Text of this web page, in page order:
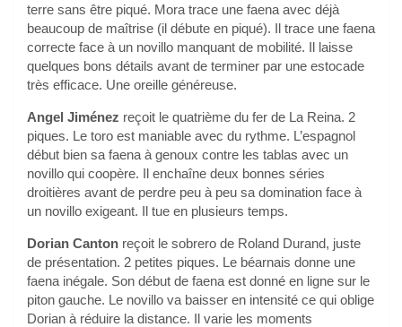
terre sans être piqué. Mora trace une faena avec déjà
beaucoup de maîtrise (il débute en piqué). Il trace une faena
correcte face à un novillo manquant de mobilité. Il laisse
quelques bons détails avant de terminer par une estocade
très efficace. Une oreille généreuse.
Angel Jiménez reçoit le quatrième du fer de La Reina. 2
piques. Le toro est maniable avec du rythme. L’espagnol
début bien sa faena à genoux contre les tablas avec un
novillo qui coopère. Il enchaîne deux bonnes séries
droitières avant de perdre peu à peu sa domination face à
un novillo exigeant. Il tue en plusieurs temps.
Dorian Canton reçoit le sobrero de Roland Durand, juste
de présentation. 2 petites piques. Le béarnais donne une
faena inégale. Son début de faena est donné en ligne sur le
piton gauche. Le novillo va baisser en intensité ce qui oblige
Dorian à réduire la distance. Il varie les moments